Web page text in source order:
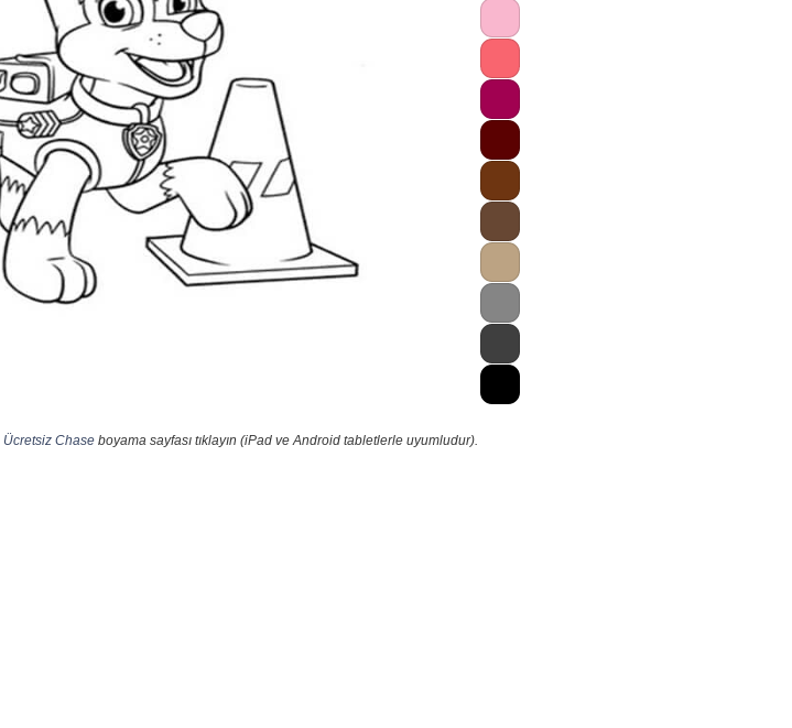
Ücretsiz Chaseboyama sayfası tıklayın (iPad ve Android tabletlerle uyumludur).